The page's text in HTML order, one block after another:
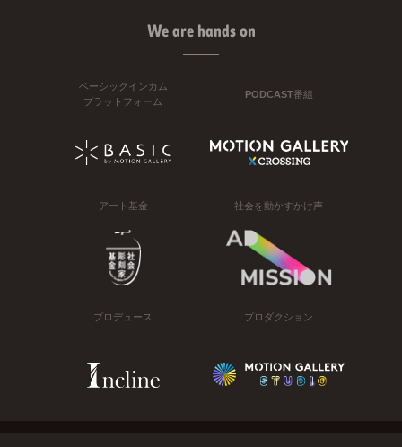
We are hands on
ベーシックインカム
プラットフォーム
PODCAST番組
アート基金 社会を動かすかけ声
プロデュース プロダクション